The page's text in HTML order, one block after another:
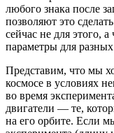
любого знака после
позволяют это
сейчас не для этого,
параметры для
Представим, что мы
космосе в условиях
во время
двигатели — те,
на его орбите. Если